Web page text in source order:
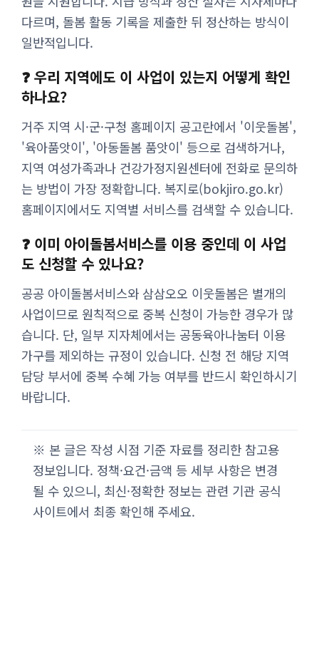
다르며, 돌봄 활동 기록을 제출한 뒤 정산하는 방식이
일반적입니다.
❓ 우리 지역에도 이 사업이 있는지 어떻게 확인
하나요?
거주 지역 시·군·구청 홈페이지 공고란에서 '이웃돌봄',
'육아품앗이', '아동돌봄 품앗이' 등으로 검색하거나,
지역 여성가족과나 건강가정지원센터에 전화로 문의하
는 방법이 가장 정확합니다. 복지로(bokjiro.go.kr)
홈페이지에서도 지역별 서비스를 검색할 수 있습니다.
❓ 이미 아이돌봄서비스를 이용 중인데 이 사업
도 신청할 수 있나요?
공공 아이돌봄서비스와 삼삼오오 이웃돌봄은 별개의
사업이므로 원칙적으로 중복 신청이 가능한 경우가 많
습니다. 단, 일부 지자체에서는 공동육아나눔터 이용
가구를 제외하는 규정이 있습니다. 신청 전 해당 지역
담당 부서에 중복 수혜 가능 여부를 반드시 확인하시기
바랍니다.
※ 본 글은 작성 시점 기준 자료를 정리한 참고용
정보입니다. 정책·요건·금액 등 세부 사항은 변경
될 수 있으니, 최신·정확한 정보는 관련 기관 공식
사이트에서 최종 확인해 주세요.